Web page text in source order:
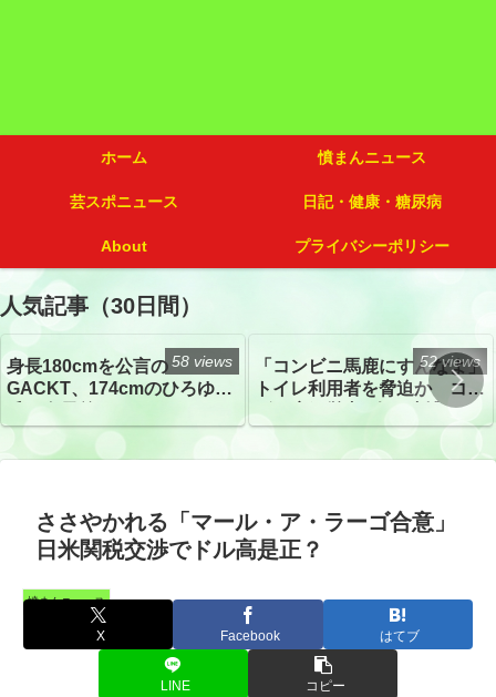
ホーム 憤まんニュース
芸スポニュース 日記・健康・糖尿病
About プライバシーポリシー
人気記事（30日間）
身長180cmを公言の
GACKT、174cmのひろゆき
トざわつき イベントでの写
真が話題
58 views
「コンビニ馬鹿にすんなよ」
トイレ利用者を脅迫か コン
52 views
ささやかれる「マール・ア・ラーゴ合意」
日米関税交渉でドル高是正？
憤まんニュース
X Facebook はてブ
LINE コピー